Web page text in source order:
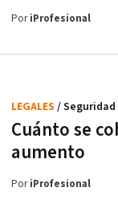
PoriProfesional
Cuánto se
aumento
LEGALES /
PoriProfesional